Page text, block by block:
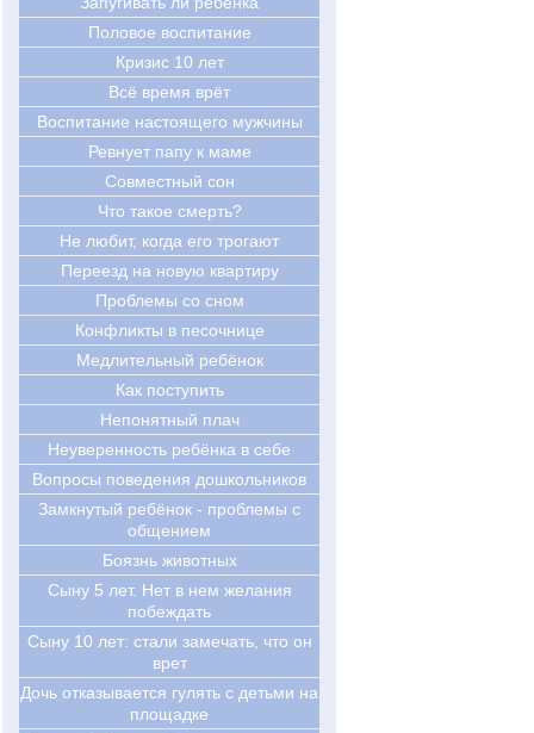
Половое воспитание
Кризис 10 лет
Всё время врёт
Воспитание настоящего мужчины
Ревнует папу к маме
Совместный сон
Что такое смерть?
Не любит, когда его трогают
Переезд на новую квартиру
Проблемы со сном
Конфликты в песочнице
Медлительный ребёнок
Как поступить
Непонятный плач
Неуверенность ребёнка в себе
Вопросы поведения дошкольников
Замкнутый ребёнок - проблемы с
общением
Боязнь животных
Сыну 5 лет. Нет в нем желания
побеждать
Cыну 10 лет: стали замечать, что он
врет
Дочь отказывается гулять с детьми на
площадке